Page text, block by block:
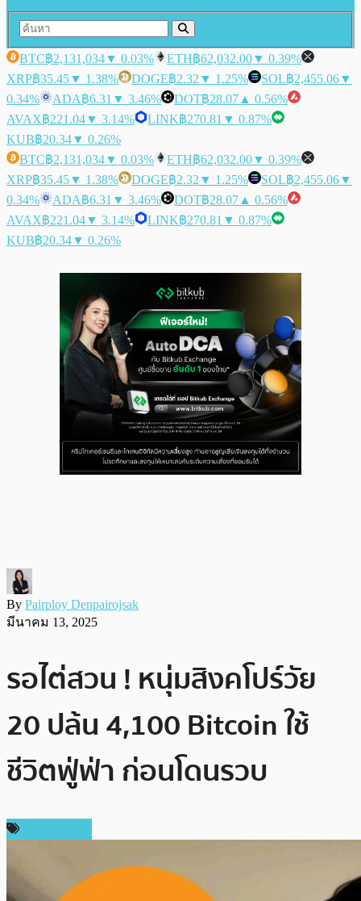
BTC฿2,131,034▼ 0.03% ETH฿62,032.00▼ 0.39%
XRP฿35.45▼ 1.38% DOGE฿2.32 ▼ 1.25% SOL฿2,455.06▼
0.34%
ADA฿6.31 ▼ 3.46% DOT฿28.07 ▲ 0.56%
AVAX฿221.04▼ 3.14% LINK฿270.81 ▼ 0.87%
KUB฿20.34▼ 0.26%
BTC฿2,131,034▼ 0.03% ETH฿62,032.00▼ 0.39%
XRP฿35.45▼ 1.38% DOGE฿2.32 ▼ 1.25% SOL฿2,455.06▼
0.34%
ADA฿6.31 ▼ 3.46% DOT฿28.07 ▲ 0.56%
AVAX฿221.04▼ 3.14% LINK฿270.81 ▼ 0.87%
KUB฿20.34▼ 0.26%
By Pairploy Denpairojsak
มีนาคม 13, 2025
รอไต่สวน ! หนุ่มสิงคโปร์วัย
20 ปล้น 4,100 Bitcoin ใช้
ชีวิตฟู่ฟ่า ก่อนโดนรวบ